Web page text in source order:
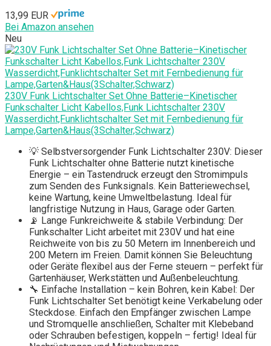
13,99 EUR
Bei Amazon ansehen
Neu
230V Funk Lichtschalter Set Ohne Batterie–Kinetischer
Funkschalter Licht Kabellos,Funk Lichtschalter 230V
Wasserdicht,Funklichtschalter Set mit Fernbedienung für
Lampe,Garten&Haus(3Schalter,Schwarz)
💡 Selbstversorgender Funk Lichtschalter 230V: Dieser
Funk Lichtschalter ohne Batterie nutzt kinetische
Energie – ein Tastendruck erzeugt den Stromimpuls
zum Senden des Funksignals. Kein Batteriewechsel,
keine Wartung, keine Umweltbelastung. Ideal für
langfristige Nutzung in Haus, Garage oder Garten.
📡 Lange Funkreichweite & stabile Verbindung: Der
Funkschalter Licht arbeitet mit 230V und hat eine
Reichweite von bis zu 50 Metern im Innenbereich und
200 Metern im Freien. Damit können Sie Beleuchtung
oder Geräte flexibel aus der Ferne steuern – perfekt für
Gartenhäuser, Werkstätten und Außenbeleuchtung.
🔧 Einfache Installation – kein Bohren, kein Kabel: Der
Funk Lichtschalter Set benötigt keine Verkabelung oder
Steckdose. Einfach den Empfänger zwischen Lampe
und Stromquelle anschließen, Schalter mit Klebeband
oder Schrauben befestigen, koppeln – fertig! Ideal für